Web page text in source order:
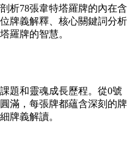
析78張韋特塔羅牌的內在含
牌義解釋、核心關鍵詞分析
羅牌的智慧。
題和靈魂成長歷程。從0號
滿，每張牌都蘊含深刻的牌
牌義解讀。